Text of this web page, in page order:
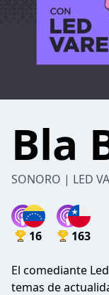
Bla
SONORO | LED
16 163
El comediante
temas de